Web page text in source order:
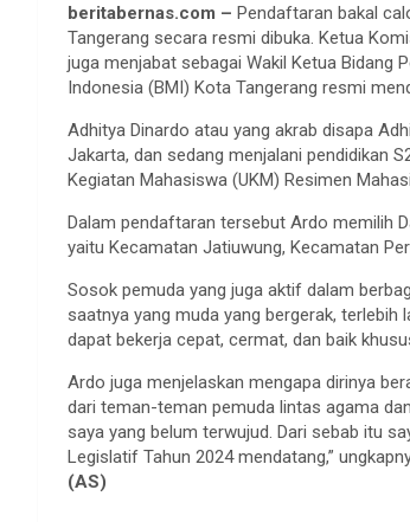
beritabernas.com – Pendaftaran bakal
Tangerang secara resmi dibuka. Ketua
juga menjabat sebagai Wakil Ketua Bidang
Indonesia (BMI) Kota Tangerang resmi
Adhitya Dinardo atau yang akrab disapa
Jakarta, dan sedang menjalani pendidikan
Kegiatan Mahasiswa (UKM) Resimen
Dalam pendaftaran tersebut Ardo memilih
yaitu Kecamatan Jatiuwung, Kecamatan
Sosok pemuda yang juga aktif dalam
saatnya yang muda yang bergerak,
dapat bekerja cepat, cermat, dan baik
Ardo juga menjelaskan mengapa dirinya
dari teman-teman pemuda lintas agama
saya yang belum terwujud. Dari sebab itu
Legislatif Tahun 2024 mendatang,”
(AS)